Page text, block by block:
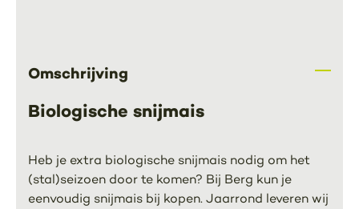
Omschrijving
Biologische snijmais
Heb je extra biologische snijmais nodig om het
(stal)seizoen door te komen? Bij Berg kun je
eenvoudig snijmais bij kopen. Jaarrond leveren wij